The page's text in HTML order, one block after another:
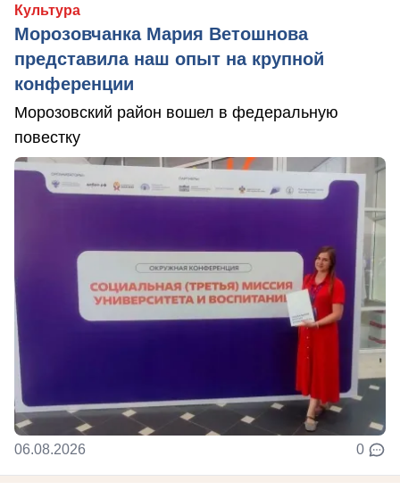
Культура
Морозовчанка Мария Ветошнова
представила наш опыт на крупной
конференции
Морозовский район вошел в федеральную
повестку
06.08.2026 0